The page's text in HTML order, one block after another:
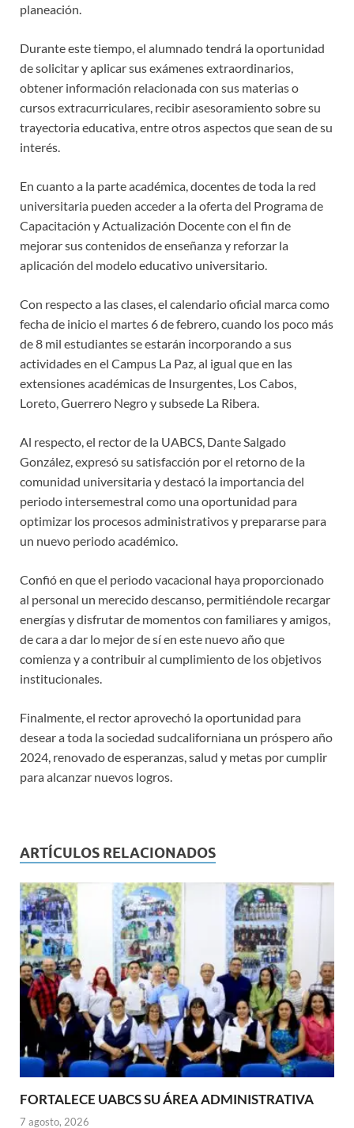
planeación.
Durante este tiempo, el alumnado tendrá la oportunidad
de solicitar y aplicar sus exámenes extraordinarios,
obtener información relacionada con sus materias o
cursos extracurriculares, recibir asesoramiento sobre su
trayectoria educativa, entre otros aspectos que sean de su
interés.
En cuanto a la parte académica, docentes de toda la red
universitaria pueden acceder a la oferta del Programa de
Capacitación y Actualización Docente con el fin de
mejorar sus contenidos de enseñanza y reforzar la
aplicación del modelo educativo universitario.
Con respecto a las clases, el calendario oficial marca como
fecha de inicio el martes 6 de febrero, cuando los poco más
de 8 mil estudiantes se estarán incorporando a sus
actividades en el Campus La Paz, al igual que en las
extensiones académicas de Insurgentes, Los Cabos,
Loreto, Guerrero Negro y subsede La Ribera.
Al respecto, el rector de la UABCS, Dante Salgado
González, expresó su satisfacción por el retorno de la
comunidad universitaria y destacó la importancia del
periodo intersemestral como una oportunidad para
optimizar los procesos administrativos y prepararse para
un nuevo periodo académico.
Confió en que el periodo vacacional haya proporcionado
al personal un merecido descanso, permitiéndole recargar
energías y disfrutar de momentos con familiares y amigos,
de cara a dar lo mejor de sí en este nuevo año que
comienza y a contribuir al cumplimiento de los objetivos
institucionales.
Finalmente, el rector aprovechó la oportunidad para
desear a toda la sociedad sudcaliforniana un próspero año
2024, renovado de esperanzas, salud y metas por cumplir
para alcanzar nuevos logros.
ARTÍCULOS RELACIONADOS
FORTALECE UABCS SU ÁREA ADMINISTRATIVA
7 agosto, 2026